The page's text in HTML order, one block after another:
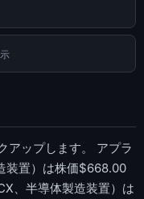
アップします。 アプラ
装置）は株価$668.00
、半導体製造装置）は